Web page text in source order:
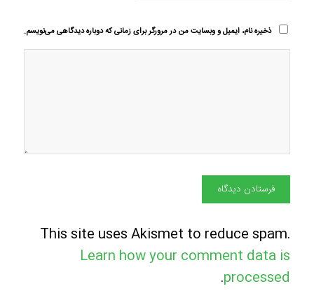
ذخیره نام، ایمیل و وبسایت من در مرورگر برای زمانی که دوباره دیدگاهی می‌نویسم.
This site uses Akismet to reduce spam.
Learn how your comment data is
processed
.